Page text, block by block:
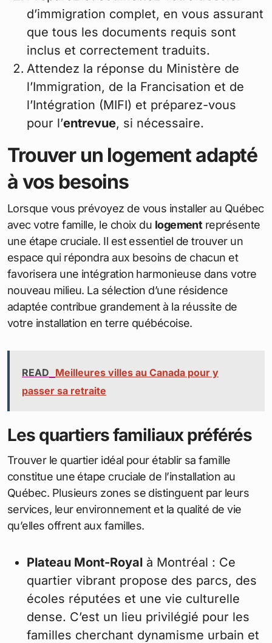
d’immigration complet, en vous assurant
que tous les documents requis sont
inclus et correctement traduits.
Attendez la réponse du Ministère de
l’Immigration, de la Francisation et de
l’Intégration (MIFI) et préparez-vous
pour l’entrevue, si nécessaire.
Trouver un logement adapté
à vos besoins
Lorsque vous prévoyez de vous installer au Québec
avec votre famille, le choix du logement représente
une étape cruciale. Il est essentiel de trouver un
espace qui répondra aux besoins de chacun et
favorisera une intégration harmonieuse dans votre
nouveau milieu. La sélection d’une résidence
adaptée contribue grandement à la réussite de
votre installation en terre québécoise.
READ Meilleures villes au Canada pour y
passer sa retraite
Les quartiers familiaux préférés
Trouver le quartier idéal pour établir sa famille
constitue une étape cruciale de l’installation au
Québec. Plusieurs zones se distinguent par leurs
services, leur environnement et la qualité de vie
qu’elles offrent aux familles.
Plateau Mont-Royal à Montréal : Ce
quartier vibrant propose des parcs, des
écoles réputées et une vie culturelle
dense. C’est un lieu privilégié pour les
familles cherchant dynamisme urbain et